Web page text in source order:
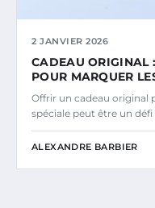
2 JANVIER 2026
CADEAU ORIGINAL
POUR MARQUER
Offrir un cadeau original
spéciale peut être un défi
ALEXANDRE BARBIER